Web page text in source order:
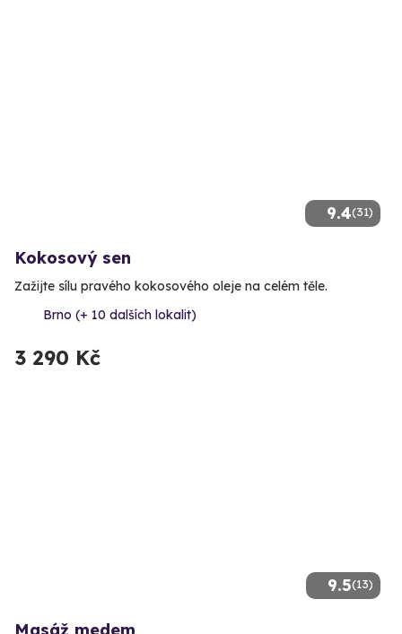
9.4(31)
Kokosový sen
Zažijte sílu pravého kokosového oleje na celém těle.
Brno (+ 10 dalších lokalit)
3 290 Kč
9.5(13)